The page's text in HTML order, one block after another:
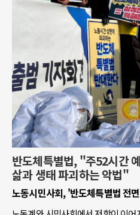
반도체특별법, "주52시간
삶과 생태 파괴하는 악법"
노동시민사회, '반도체특별법 전